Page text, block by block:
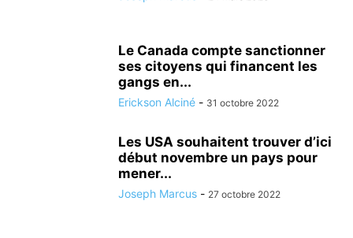
Le Canada compte sanctionner
ses citoyens qui financent les
gangs en...
Erickson Alciné - 31 octobre 2022
Les USA souhaitent trouver d’ici
début novembre un pays pour
mener...
Joseph Marcus - 27 octobre 2022